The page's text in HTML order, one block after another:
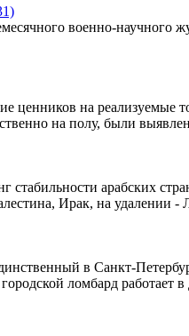
военно-
ценников на реализуемые
на полу, были
стабильности арабских
Ирак, на удалении -
в Санкт-
ломбард работает